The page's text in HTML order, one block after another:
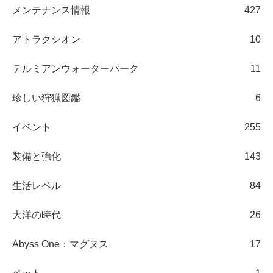
メンテナンス情報 427
アトラクシオン 10
テルミアンウォーターパーク 11
珍しい狩猟図鑑 6
イベント 255
装備と強化 143
生活レベル 84
大洋の時代 26
Abyss One：マグヌス 17